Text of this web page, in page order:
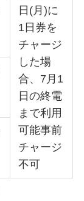
日(月)に
1日券を
チャージ
した場
合、7月1
日の終電
まで利用
可能事前
チャージ
不可